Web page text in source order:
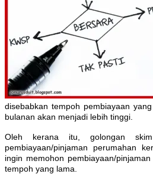
disebabkan tempoh pembiayaan
bulanan akan menjadi lebih tinggi.
Oleh kerana itu, golongan
pembiayaan/pinjaman perumahan
ingin memohon pembiayaan/
tempoh yang lama.